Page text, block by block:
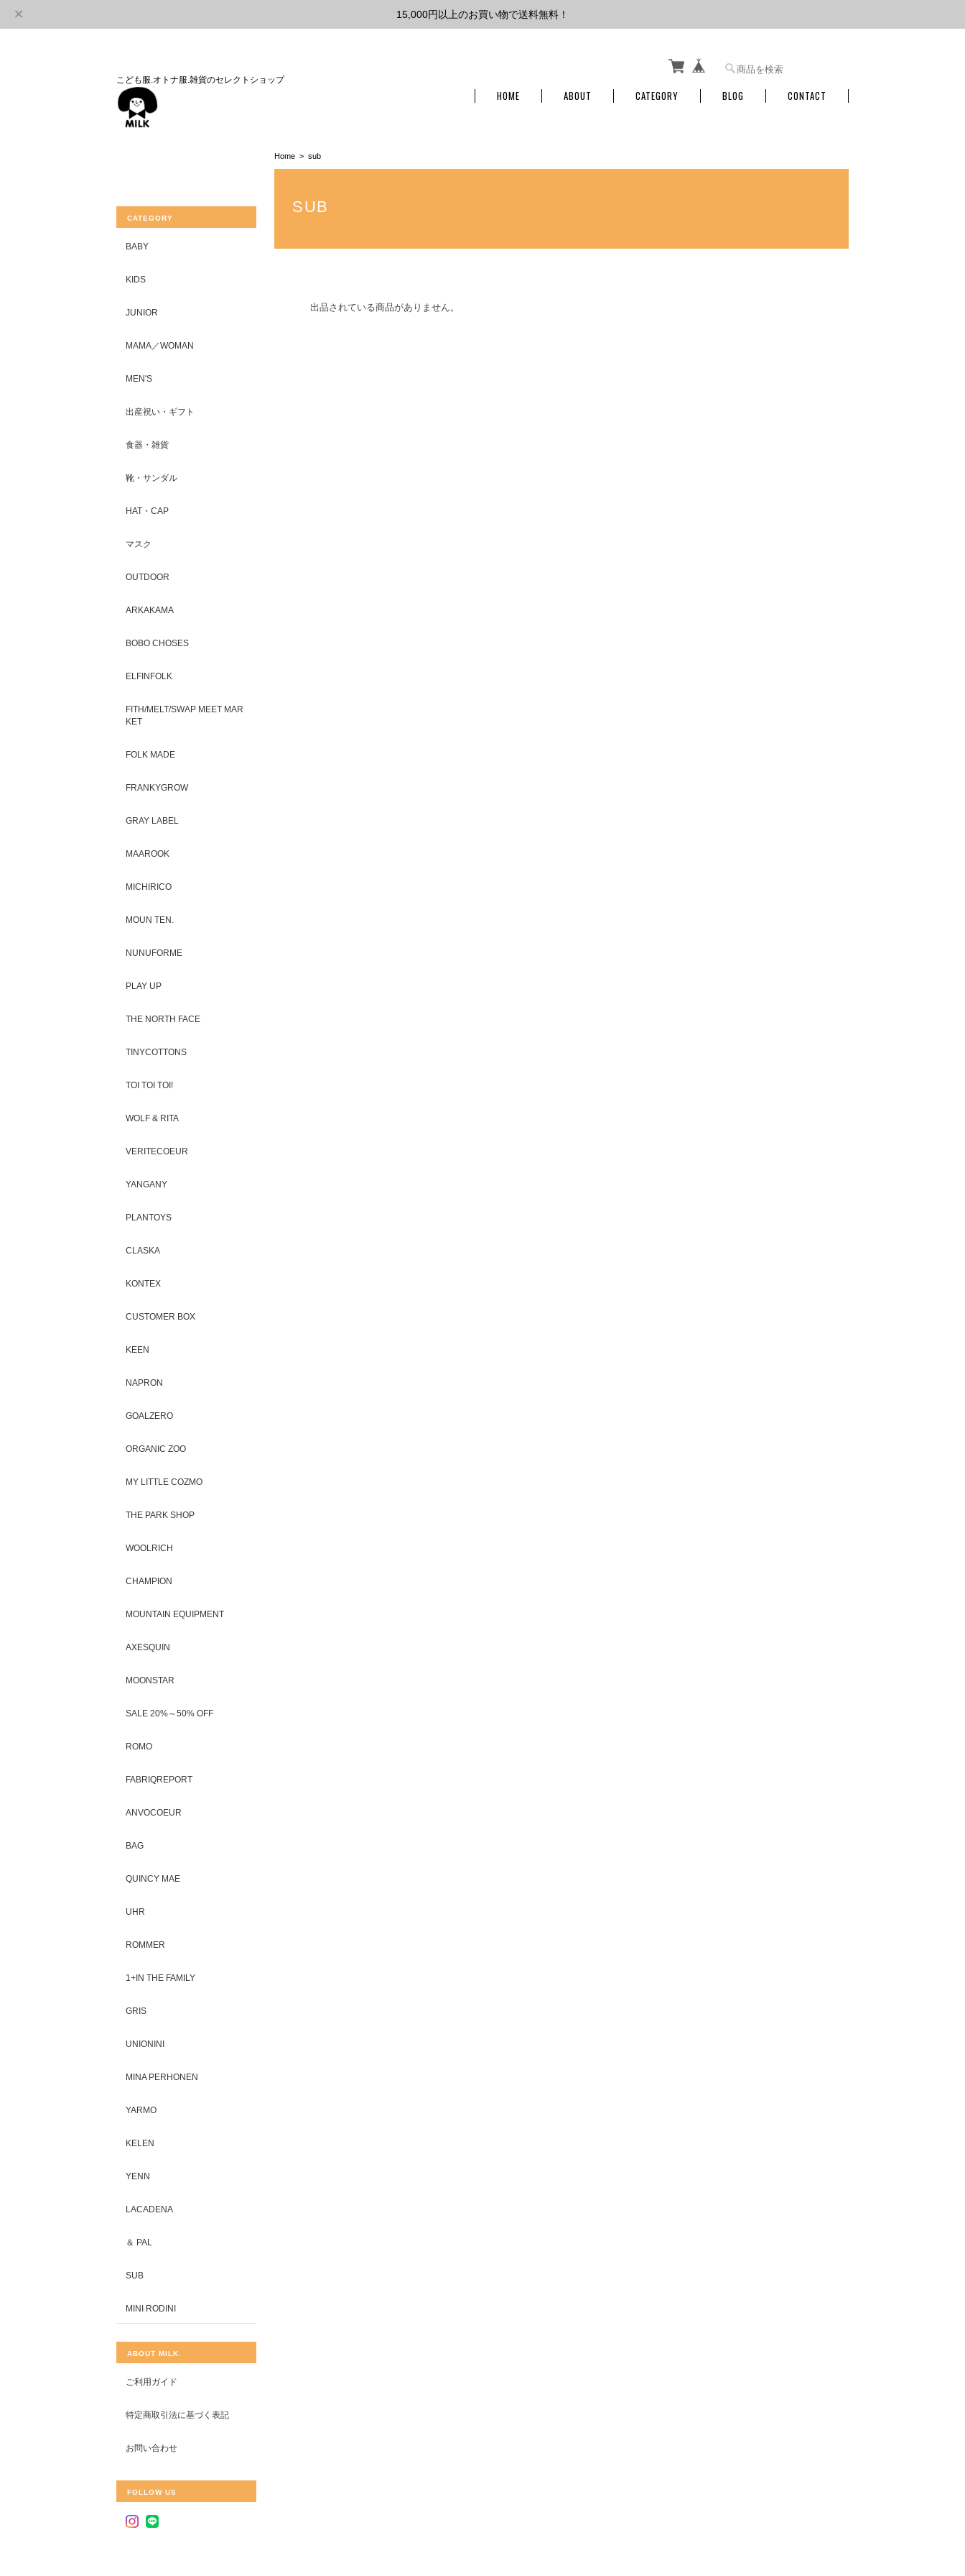
15,000円以上のお買い物で送料無料！
こども服.オトナ服.雑貨のセレクトショップ
HOME ABOUT CATEGORY BLOG CONTACT
Home sub
SUB
出品されている商品がありません。
CATEGORY
BABY
KIDS
JUNIOR
MAMA／WOMAN
MEN'S
出産祝い・ギフト
食器・雑貨
靴・サンダル
HAT・CAP
マスク
OUTDOOR
ARKAKAMA
BOBO CHOSES
ELFINFOLK
FITH/MELT/SWAP MEET MAR
KET
FOLK MADE
FRANKYGROW
GRAY LABEL
MAAROOK
MICHIRICO
MOUN TEN.
NUNUFORME
PLAY UP
THE NORTH FACE
TINYCOTTONS
TOI TOI TOI!
WOLF & RITA
VERITECOEUR
YANGANY
PLANTOYS
CLASKA
KONTEX
CUSTOMER BOX
KEEN
NAPRON
GOALZERO
ORGANIC ZOO
MY LITTLE COZMO
THE PARK SHOP
WOOLRICH
CHAMPION
MOUNTAIN EQUIPMENT
AXESQUIN
MOONSTAR
SALE 20%～50% OFF
ROMO
FABRIQREPORT
ANVOCOEUR
BAG
QUINCY MAE
UHR
ROMMER
1+IN THE FAMILY
GRIS
UNIONINI
MINA PERHONEN
YARMO
KELEN
YENN
LACADENA
＆ PAL
SUB
MINI RODINI
ABOUT MILK.
ご利用ガイド
特定商取引法に基づく表記
お問い合わせ
FOLLOW US